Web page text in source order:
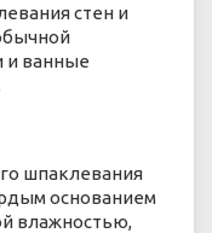
стен и
и ванные
шпаклевания
основанием
влажностью,